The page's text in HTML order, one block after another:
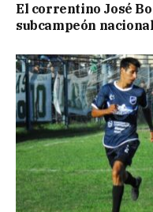
El correntino José
subcampeón